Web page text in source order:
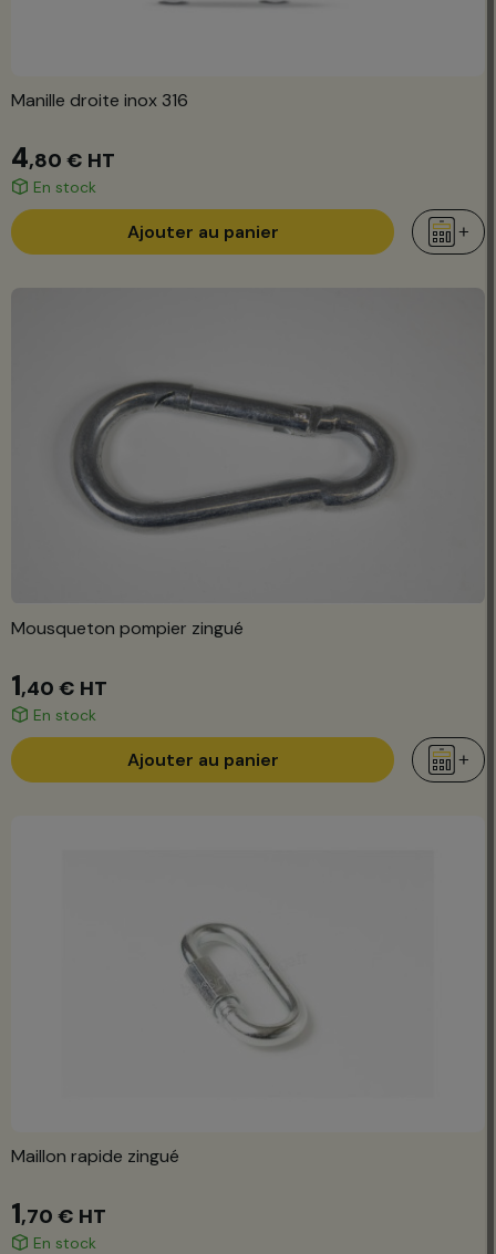
Manille droite inox 316
4,80 € HT
En stock
Ajouter au panier
Mousqueton pompier zingué
1,40 € HT
En stock
Ajouter au panier
Maillon rapide zingué
1,70 € HT
En stock